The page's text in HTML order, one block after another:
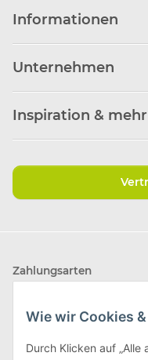
Wie wir Cookies
Durch Klicken auf „Alle
Informationen
Unternehmen
Inspiration & mehr
Zahlungsarten